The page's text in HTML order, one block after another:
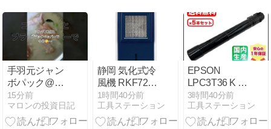
手羽元ジャン
ボパック@６
８円１Kココ
ナッツミルク
煮＆焼き
15分前
マロンの投資日記
静岡 気化式冷
風機 RKF723
の特徴と使い
方
1時間40分前
工具ステーション
EPSON
LPC3T36 K リ
サイクルトナ
ー5本セット
の魅力
3時間40分前
工具ステーション